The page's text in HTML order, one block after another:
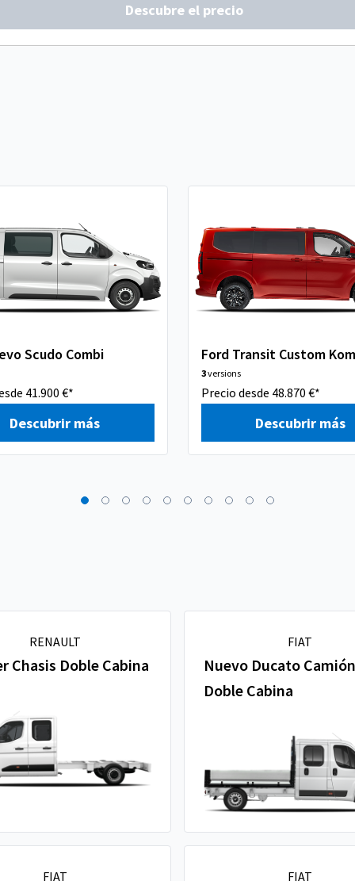
Descubre el precio
Scudo Combi
41.900 €*
Descubrir más
Ford Transit Custom
3versions
Precio desde 48.870 €*
Descubrir más
RENAULT
Chasis Doble Cabina
FIAT
Nuevo Ducato Camión
Doble Cabina
FIAT FIAT